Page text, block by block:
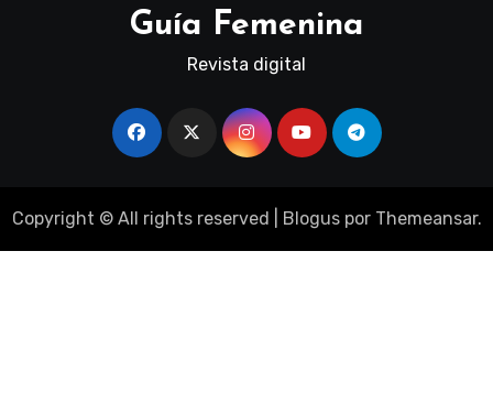
Guía Femenina
Revista digital
Copyright © All rights reserved Bloguspor Themeansar.